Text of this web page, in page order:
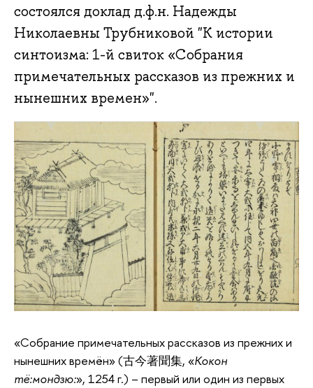
состоялся доклад д.ф.н. Надежды
Николаевны Трубниковой "К истории
синтоизма: 1-й свиток «Собрания
примечательных рассказов из прежних и
нынешних времен»".
«Собрание примечательных рассказов из прежних и
нынешних времён» (古今著聞集, «Кокон
тё:мондзю:», 1254 г.) – первый или один из первых